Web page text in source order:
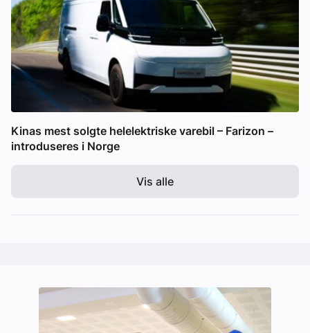
Kinas mest solgte helelektriske varebil – Farizon –
introduseres i Norge
Vis alle